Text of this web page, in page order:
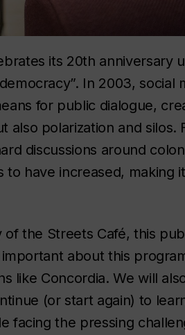
its 20th anniversary
In 2003, social
for public dialogue,
polarization and silos.
discussions around
to have increased, making
the Streets Café, this
about this
like Concordia. We will
(or start again) to
facing the pressing